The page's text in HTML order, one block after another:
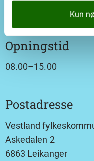
Kun
Opningstid
08.00–15.00
Postadresse
Vestland
Askedalen 2
6863 Leikanger